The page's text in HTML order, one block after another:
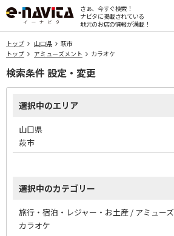
さぁ、今すぐ検索！
ナビタに掲載されている
地元のお店の情報が満載！
トップ 山口県
萩市
トップ
アミューズメント カラオケ
検索条件 設定・変更
選択中のエリア
山口県
萩市
選択中のカテゴリー
旅行・宿泊・レジャー・お土産 / アミュー
カラオケ